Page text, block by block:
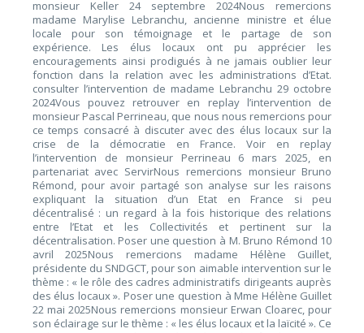
monsieur Keller 24 septembre 2024Nous remercions
madame Marylise Lebranchu, ancienne ministre et élue
locale pour son témoignage et le partage de son
expérience. Les élus locaux ont pu apprécier les
encouragements ainsi prodigués à ne jamais oublier leur
fonction dans la relation avec les administrations d’Etat.
consulter l’intervention de madame Lebranchu 29 octobre
2024Vous pouvez retrouver en replay l’intervention de
monsieur Pascal Perrineau, que nous nous remercions pour
ce temps consacré à discuter avec des élus locaux sur la
crise de la démocratie en France. Voir en replay
l’intervention de monsieur Perrineau 6 mars 2025, en
partenariat avec ServirNous remercions monsieur Bruno
Rémond, pour avoir partagé son analyse sur les raisons
expliquant la situation d’un Etat en France si peu
décentralisé : un regard à la fois historique des relations
entre l’Etat et les Collectivités et pertinent sur la
décentralisation. Poser une question à M. Bruno Rémond 10
avril 2025Nous remercions madame Hélène Guillet,
présidente du SNDGCT, pour son aimable intervention sur le
thème : « le rôle des cadres administratifs dirigeants auprès
des élus locaux ». Poser une question à Mme Hélène Guillet
22 mai 2025Nous remercions monsieur Erwan Cloarec, pour
son éclairage sur le thème : « les élus locaux et la laïcité ». Ce